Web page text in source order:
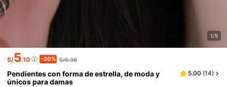
1/5
S/5.10 -20% S/6.38
Pendientes con forma de estrella, de moda y
únicos para damas
5.00 (14)